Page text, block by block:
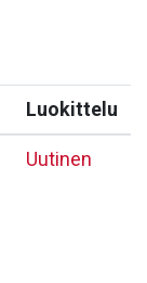
Luokittelu
Uutinen